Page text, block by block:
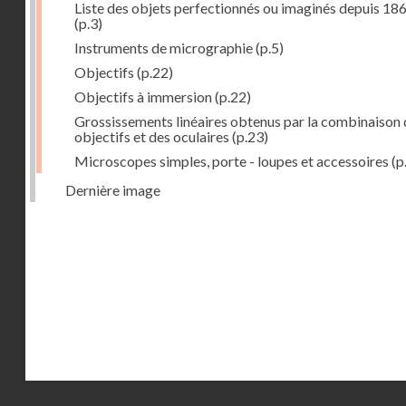
Liste des objets perfectionnés ou imaginés depuis
(p.3)
Instruments de micrographie(p.5)
Objectifs (p.22)
Objectifs à immersion(p.22)
Grossissements linéaires obtenus par la combinaison
objectifs et des oculaires (p.23)
Microscopes simples, porte - loupes et accessoires
Dernière image